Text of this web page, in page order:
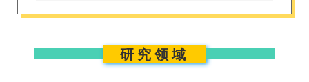
研究领域